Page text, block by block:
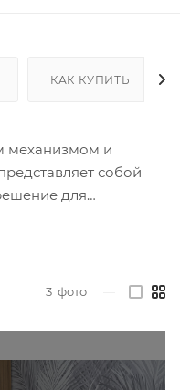
КАК КУПИТЬ
механизмом и
собой
для
легкий
и другие
комнате.
3 фото